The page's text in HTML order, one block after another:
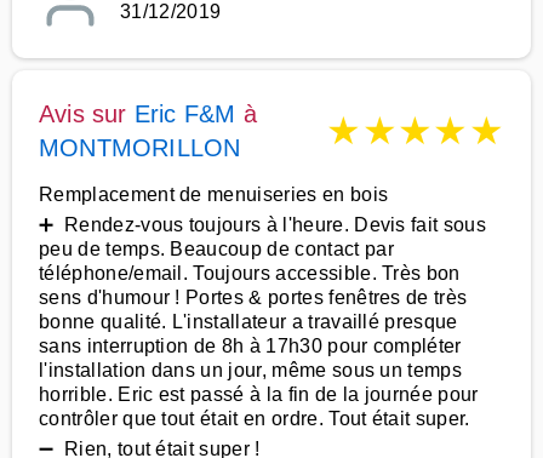
31/12/2019
Avis sur Eric F&M à
MONTMORILLON
★★★★★
Remplacement de menuiseries en bois
➕ Rendez-vous toujours à l'heure. Devis fait sous
peu de temps. Beaucoup de contact par
téléphone/email. Toujours accessible. Très bon
sens d'humour ! Portes & portes fenêtres de très
bonne qualité. L'installateur a travaillé presque
sans interruption de 8h à 17h30 pour compléter
l'installation dans un jour, même sous un temps
horrible. Eric est passé à la fin de la journée pour
contrôler que tout était en ordre. Tout était super.
➖ Rien, tout était super !